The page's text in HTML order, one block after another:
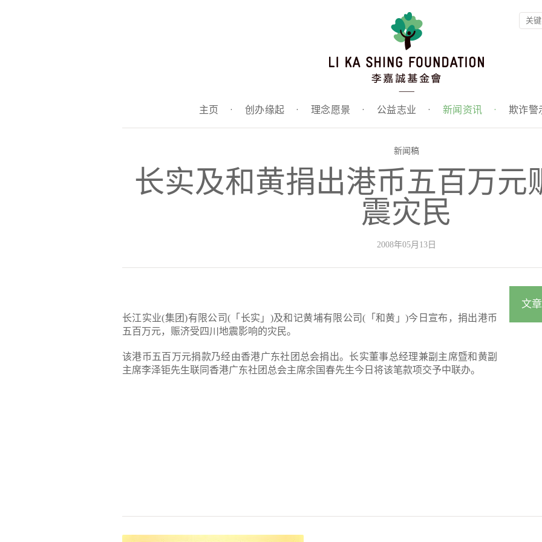
主页 · 创办缘起 · 理念愿景 · 公益志业 · 新闻资讯 · 欺诈警
新闻稿
长实及和黄捐出港币五百万元
震灾民
2008年05月13日
长江实业(集团)有限公司(「长实」)及和记黄埔有限公司(「和黄」)今日宣布，捐出港币
五百万元，赈济受四川地震影响的灾民。
该港币五百万元捐款乃经由香港广东社团总会捐出。长实董事总经理兼副主席暨和黄副
主席李泽钜先生联同香港广东社团总会主席余国春先生今日将该笔款项交予中联办。
文